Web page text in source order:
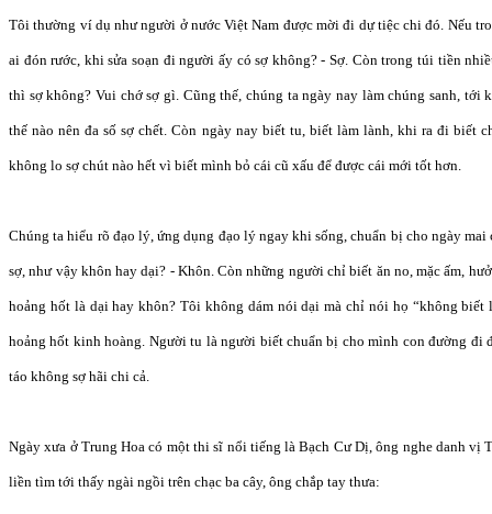
Tôi thường ví dụ như người ở nước Việt Nam được mời đi dự tiệc chi đó. Nếu
ai đón rước, khi sửa soạn đi người ấy có sợ không? - Sợ. Còn trong túi tiền
thì sợ không? Vui chớ sợ gì. Cũng thế, chúng ta ngày nay làm chúng sanh, tới
thế nào nên đa số sợ chết. Còn ngày nay biết tu, biết làm lành, khi ra đi biết
không lo sợ chút nào hết vì biết mình bỏ cái cũ xấu để được cái mới tốt hơn.
Chúng ta hiểu rõ đạo lý, ứng dụng đạo lý ngay khi sống, chuẩn bị cho ngày
sợ, như vậy khôn hay dại? - Khôn. Còn những người chỉ biết ăn no, mặc ấm,
hoảng hốt là dại hay khôn? Tôi không dám nói dại mà chỉ nói họ “không
hoảng hốt kinh hoàng. Người tu là người biết chuẩn bị cho mình con đường đi
táo không sợ hãi chi cả.
Ngày xưa ở Trung Hoa có một thi sĩ nổi tiếng là Bạch Cư Dị, ông nghe danh vị
liền tìm tới thấy ngài ngồi trên chạc ba cây, ông chắp tay thưa: